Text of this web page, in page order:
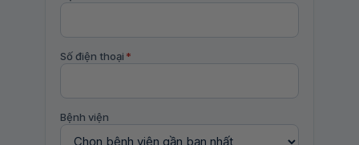
Số điện thoại *
Bệnh viện